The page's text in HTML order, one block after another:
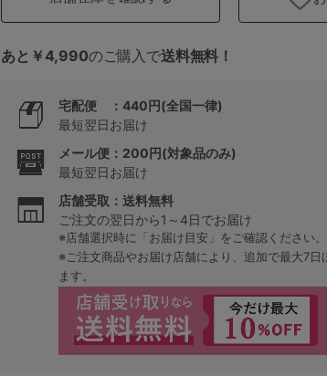
あと￥4,990のご購入で送料無料！
宅配便 ：440円(全国一律)
最短翌日お届け
メール便：200円(対象品のみ)
最短翌日お届け
店舗受取：送料無料
ご注文の翌日から1～4日でお届け
※店舗選択時に「お届け目安」をご確認ください。
※ご注文商品やお届け店舗により、追加で最大7日
ます。